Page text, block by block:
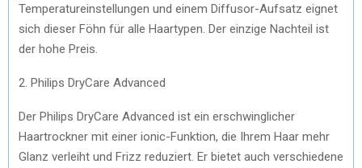
Temperatureinstellungen und einem Diffusor-Aufsatz eignet
sich dieser Föhn für alle Haartypen. Der einzige Nachteil ist
der hohe Preis.
2. Philips DryCare Advanced
Der Philips DryCare Advanced ist ein erschwinglicher
Haartrockner mit einer ionic-Funktion, die Ihrem Haar mehr
Glanz verleiht und Frizz reduziert. Er bietet auch verschiedene